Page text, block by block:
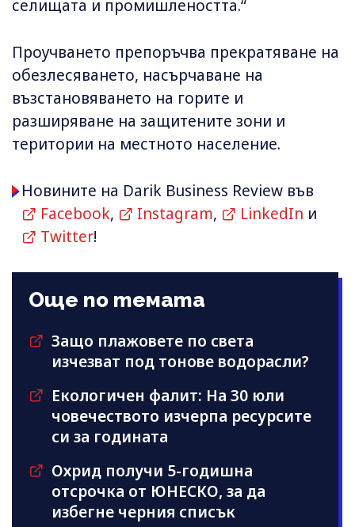
селищата и промишлеността.“
Проучването препоръчва прекратяване на
обезлесяването, насърчаване на
възстановяването на горите и
разширяване на защитените зони и
територии на местното население.
Новините на Darik Business Review във
Facebook, Instagram, LinkedIn и
Twitter!
Още по темата
Защо плажовете по света
изчезват под тонове водорасли?
Екологичен фалит: На 30 юли
човечеството изчерпа ресурсите
си за годината
Охрид получи 5-годишна
отсрочка от ЮНЕСКО, за да
избегне черния списък